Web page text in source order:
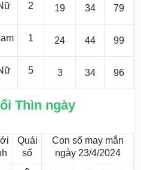
2 19 34 79
1 24 44 99
5 3 34 96
Thìn ngày
Quái
số
Con số may mắn
ngày 23/4/2024